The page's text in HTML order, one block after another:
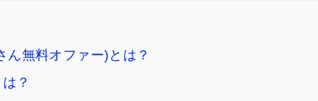
ん無料オファー)とは？
？